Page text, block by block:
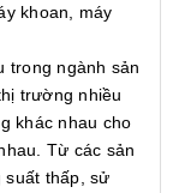
khoan, máy
trong ngành sản
trường nhiều
khác nhau cho
Từ các sản
suất thấp, sử